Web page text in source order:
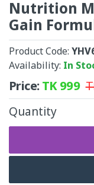
Nutrition
Gain
Product Code:
Availability: In
Price:TK999
Quantity